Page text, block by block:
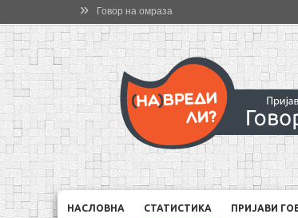
» Говор на омраза
НАСЛОВНА СТАТИСТИКА ПРИЈАВИ